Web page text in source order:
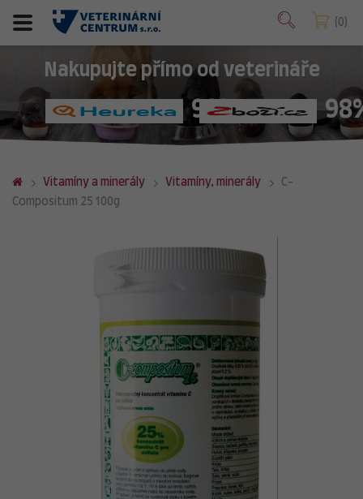
0
Nakupujte přímo od veterináře
98%
Vitamíny a minerály Vitamíny, minerály
C-
Compositum 25 100g